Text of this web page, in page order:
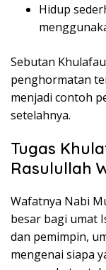
Hidup
Sebutan
penghormatan
menjadi contoh
setelahnya.
Tugas
Rasulullah
Wafatnya Nabi
besar bagi umat
dan pemimpin,
mengenai siapa